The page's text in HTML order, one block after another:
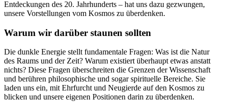
Entdeckungen des 20. Jahrhunderts – hat uns dazu gezwungen,
unsere Vorstellungen vom Kosmos zu überdenken.
Warum wir darüber staunen sollten
Die dunkle Energie stellt fundamentale Fragen: Was ist die Natur
des Raums und der Zeit? Warum existiert überhaupt etwas anstatt
nichts? Diese Fragen überschreiten die Grenzen der Wissenschaft
und berühren philosophische und sogar spirituelle Bereiche. Sie
laden uns ein, mit Ehrfurcht und Neugierde auf den Kosmos zu
blicken und unsere eigenen Positionen darin zu überdenken.